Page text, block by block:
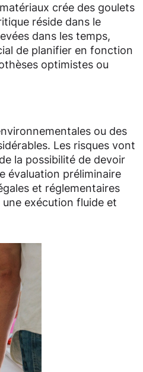
crée des goulets
réside dans le
dans les temps,
de planifier en fonction
optimistes ou
ou des
Les risques vont
la possibilité de devoir
évaluation préliminaire
et réglementaires
exécution fluide et